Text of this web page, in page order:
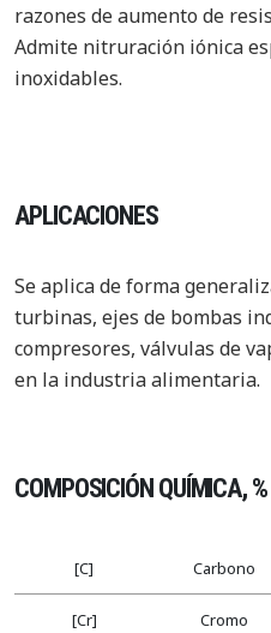
razones de aumento de
Admite nitruración iónica
inoxidables.
APLICACIONES
Se aplica de forma
turbinas, ejes de bombas
compresores, válvulas de
en la industria alimentaria.
COMPOSICIÓN QUÍMICA, %
[C] Carbono
[Cr] Cromo